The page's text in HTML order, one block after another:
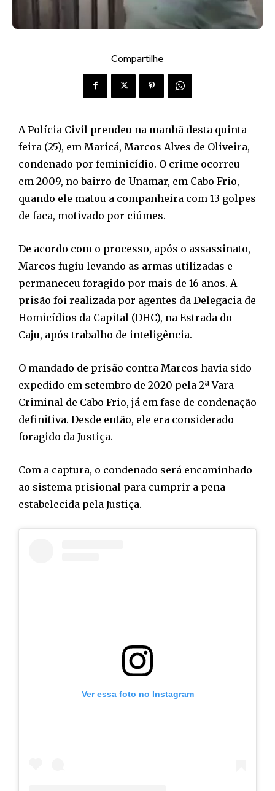
Compartilhe
A Polícia Civil prendeu na manhã desta quinta-
feira (25), em Maricá, Marcos Alves de Oliveira,
condenado por feminicídio. O crime ocorreu
em 2009, no bairro de Unamar, em Cabo Frio,
quando ele matou a companheira com 13 golpes
de faca, motivado por ciúmes.
De acordo com o processo, após o assassinato,
Marcos fugiu levando as armas utilizadas e
permaneceu foragido por mais de 16 anos. A
prisão foi realizada por agentes da Delegacia de
Homicídios da Capital (DHC), na Estrada do
Caju, após trabalho de inteligência.
O mandado de prisão contra Marcos havia sido
expedido em setembro de 2020 pela 2ª Vara
Criminal de Cabo Frio, já em fase de condenação
definitiva. Desde então, ele era considerado
foragido da Justiça.
Com a captura, o condenado será encaminhado
ao sistema prisional para cumprir a pena
estabelecida pela Justiça.
Ver essa foto no Instagram